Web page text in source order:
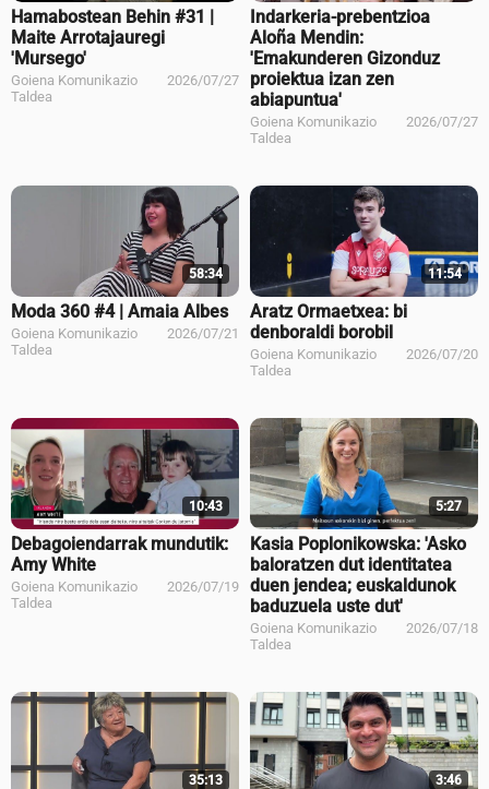
Hamabostean Behin #31 |
Maite Arrotajauregi
'Mursego'
Goiena Komunikazio
Taldea
2026/07/27
Indarkeria-prebentzioa
Aloña Mendin:
'Emakunderen Gizonduz
proiektua izan zen
abiapuntua'
Goiena Komunikazio
Taldea
2026/07/27
58:34
Moda 360 #4 | Amaia Albes
Goiena Komunikazio
Taldea
2026/07/21
11:54
Aratz Ormaetxea: bi
denboraldi borobil
Goiena Komunikazio
Taldea
2026/07/20
10:43
Debagoiendarrak mundutik:
Amy White
Goiena Komunikazio
Taldea
2026/07/19
5:27
Kasia Poplonikowska: 'Asko
baloratzen dut identitatea
duen jendea; euskaldunok
baduzuela uste dut'
Goiena Komunikazio
Taldea
2026/07/18
35:13 3:46